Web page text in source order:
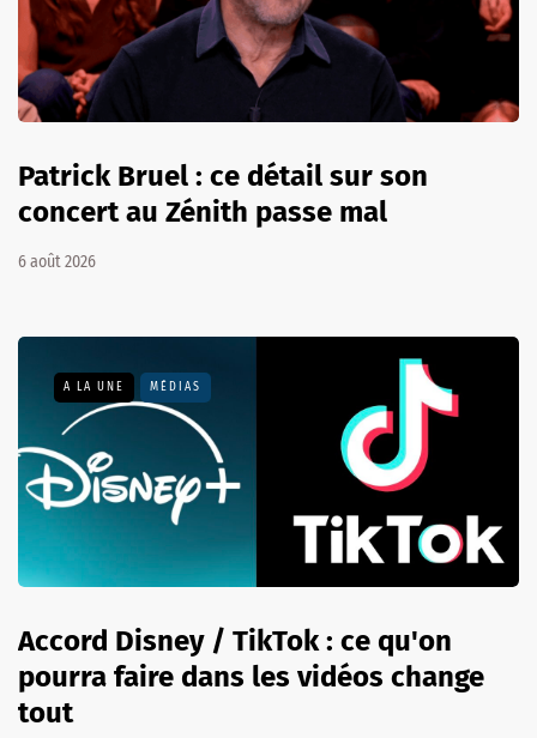
Patrick Bruel : ce détail sur son
concert au Zénith passe mal
6 août 2026
A LA UNE MÉDIAS
Accord Disney / TikTok : ce qu'on
pourra faire dans les vidéos change
tout